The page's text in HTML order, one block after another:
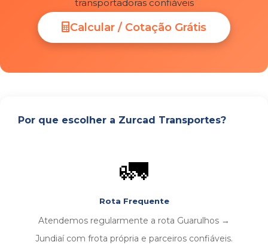
transportadoras confiáveis
Calcular / Cotação Grátis
Por que escolher a Zurcad Transportes?
🚛
Rota Frequente
Atendemos regularmente a rota Guarulhos →
Jundiaí com frota própria e parceiros confiáveis.